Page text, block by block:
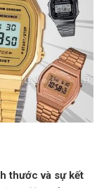
thước và sự kết